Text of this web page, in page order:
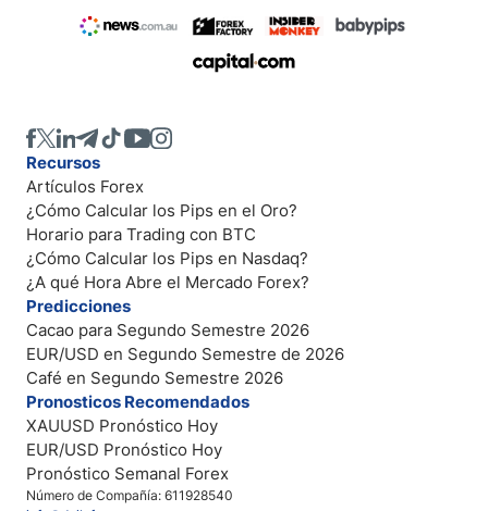
Número de Compañía: 611928540
Recursos
Artículos Forex
¿Cómo Calcular los Pips en el Oro?
Horario para Trading con BTC
¿Cómo Calcular los Pips en Nasdaq?
¿A qué Hora Abre el Mercado Forex?
Predicciones
Cacao para Segundo Semestre 2026
EUR/USD en Segundo Semestre de 2026
Café en Segundo Semestre 2026
Pronosticos Recomendados
XAUUSD Pronóstico Hoy
EUR/USD Pronóstico Hoy
Pronóstico Semanal Forex